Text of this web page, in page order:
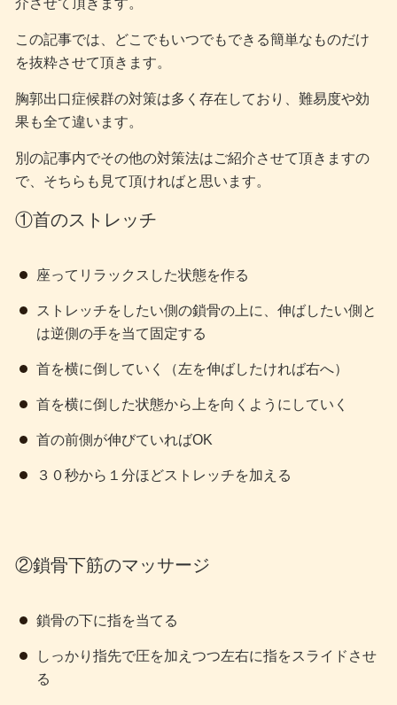
この記事では、どこでもいつでもできる簡単なものだけ
を抜粋させて頂きます。
胸郭出口症候群の対策は多く存在しており、難易度や効
果も全て違います。
別の記事内でその他の対策法はご紹介させて頂きますの
で、そちらも見て頂ければと思います。
①首のストレッチ
座ってリラックスした状態を作る
ストレッチをしたい側の鎖骨の上に、伸ばしたい側と
は逆側の手を当て固定する
首を横に倒していく（左を伸ばしたければ右へ）
首を横に倒した状態から上を向くようにしていく
首の前側が伸びていればOK
３０秒から１分ほどストレッチを加える
②鎖骨下筋のマッサージ
鎖骨の下に指を当てる
しっかり指先で圧を加えつつ左右に指をスライドさせ
る